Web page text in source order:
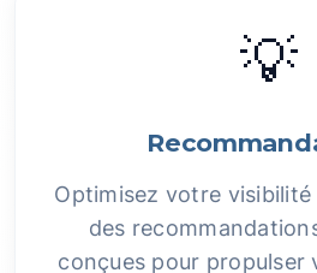
💡
Optimisez votre visibilité
des
conçues pour propulser